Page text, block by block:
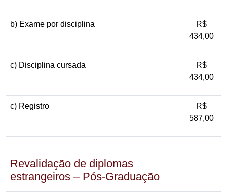
b) Exame por disciplina
R$
434,00
c) Disciplina cursada
R$
434,00
c) Registro
R$
587,00
Revalidação de diplomas
estrangeiros – Pós-Graduação